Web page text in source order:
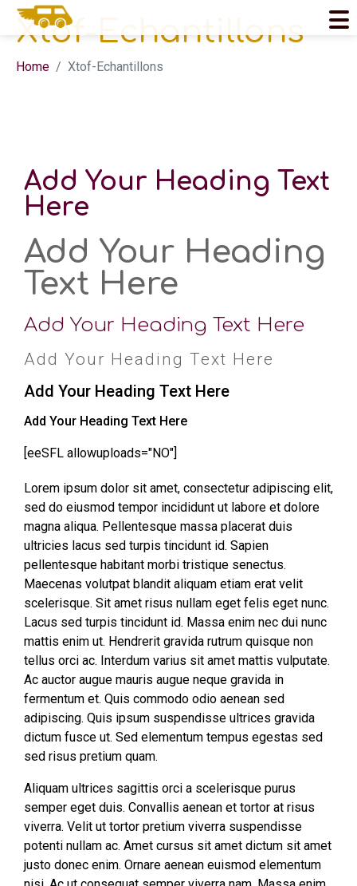
Xtof-Echantillons
Home Xtof-Echantillons
Add Your Heading Text
Here
Add Your Heading
Text Here
Add Your Heading Text Here
Add Your Heading Text Here
Add Your Heading Text Here
Add Your Heading Text Here
[eeSFL allowuploads="NO"]
Lorem ipsum dolor sit amet, consectetur adipiscing elit,
sed do eiusmod tempor incididunt ut labore et dolore
magna aliqua. Pellentesque massa placerat duis
ultricies lacus sed turpis tincidunt id. Sapien
pellentesque habitant morbi tristique senectus.
Maecenas volutpat blandit aliquam etiam erat velit
scelerisque. Sit amet risus nullam eget felis eget nunc.
Lacus sed turpis tincidunt id. Massa enim nec dui nunc
mattis enim ut. Hendrerit gravida rutrum quisque non
tellus orci ac. Interdum varius sit amet mattis vulputate.
Ac auctor augue mauris augue neque gravida in
fermentum et. Quis commodo odio aenean sed
adipiscing. Quis ipsum suspendisse ultrices gravida
dictum fusce ut. Sed elementum tempus egestas sed
sed risus pretium quam.
Aliquam ultrices sagittis orci a scelerisque purus
semper eget duis. Convallis aenean et tortor at risus
viverra. Velit ut tortor pretium viverra suspendisse
potenti nullam ac. Amet cursus sit amet dictum sit amet
justo donec enim. Ornare aenean euismod elementum